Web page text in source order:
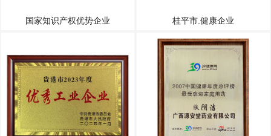
国家知识产权优势企业 桂平市.健康企业